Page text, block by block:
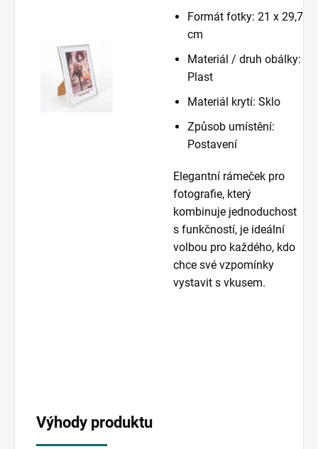
Formát fotky: 21 x 29,7
cm
Materiál / druh obálky:
Plast
Materiál krytí: Sklo
Způsob umístění:
Postavení
Elegantní rámeček pro
fotografie, který
kombinuje jednoduchost
s funkčností, je ideální
volbou pro každého, kdo
chce své vzpomínky
vystavit s vkusem.
Výhody produktu